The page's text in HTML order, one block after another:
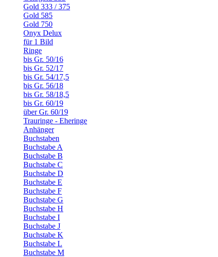
Gold 333 / 375
Gold 585
Gold 750
Onyx Delux
für 1 Bild
Ringe
bis Gr. 50/16
bis Gr. 52/17
bis Gr. 54/17,5
bis Gr. 56/18
bis Gr. 58/18,5
bis Gr. 60/19
über Gr. 60/19
Trauringe - Eheringe
Anhänger
Buchstaben
Buchstabe A
Buchstabe B
Buchstabe C
Buchstabe D
Buchstabe E
Buchstabe F
Buchstabe G
Buchstabe H
Buchstabe I
Buchstabe J
Buchstabe K
Buchstabe L
Buchstabe M